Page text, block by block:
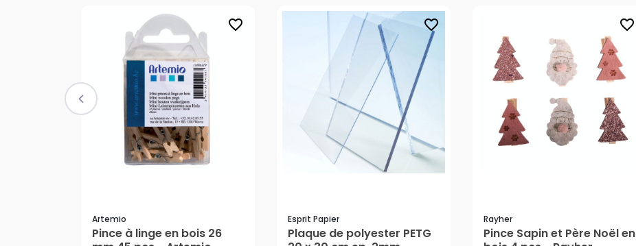
favorite_border
Artemio
Pince à linge en bois 26
favorite_border
Esprit Papier
Plaque de polyester PETG
favorite_border
Rayher
Pince Sapin et Père Noël en